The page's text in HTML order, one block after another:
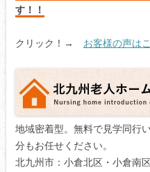
す！！
クリック！→ お客様の声は
地域密着型。無料で見学同行
分もお任せください。
北九州市：小倉北区・小倉南